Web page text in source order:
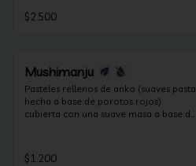
$2.500
Mushimanju
Pasteles rellenos de anko (suaves pasta
hecha a base de porotos rojos)
cubierta con una suave masa a base de
$1.200